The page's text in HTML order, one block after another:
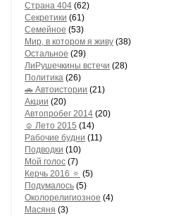
Страна 404 (62)
Секретики (61)
Семейное (53)
Мир, в котором я живу (38)
Остальное (29)
ЛиРушечкины встечи (28)
Политика (26)
🚗 Автоистории (21)
Акции (20)
Автопробег 2014 (20)
☺ Лето 2015 (14)
Рабочие будни (11)
Подводки (10)
Мой голос (7)
Керчь 2016 🔅 (5)
Подумалось (5)
Околорелигиозное (4)
Масяня (3)